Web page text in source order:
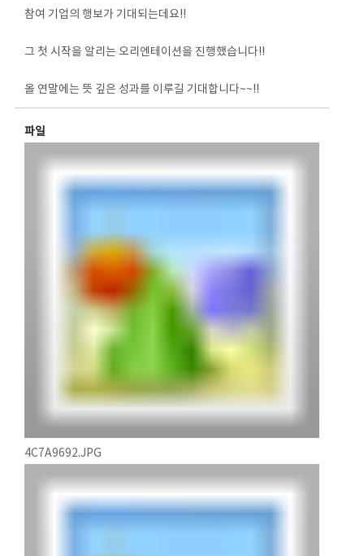
참여 기업의 행보가 기대되는데요!!
그 첫 시작을 알리는 오리엔테이션을 진행했습니다!!
올 연말에는 뜻 깊은 성과를 이루길 기대합니다~~!!
파일
4C7A9692.JPG